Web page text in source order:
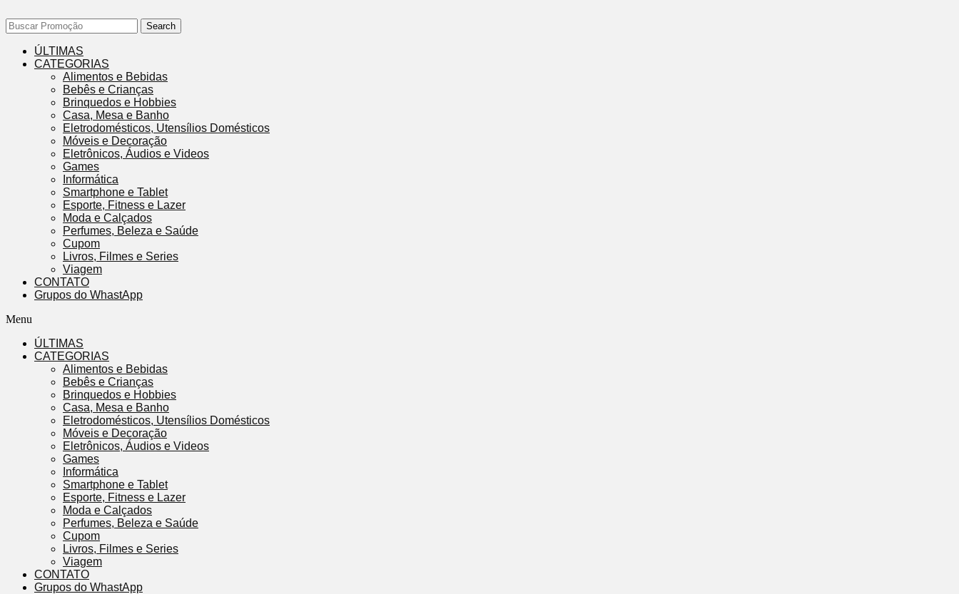
Search
ÚLTIMAS
CATEGORIAS
Alimentos e Bebidas
Bebês e Crianças
Brinquedos e Hobbies
Casa, Mesa e Banho
Eletrodomésticos, Utensílios Domésticos
Móveis e Decoração
Eletrônicos, Áudios e Videos
Games
Informática
Smartphone e Tablet
Esporte, Fitness e Lazer
Moda e Calçados
Perfumes, Beleza e Saúde
Cupom
Livros, Filmes e Series
Viagem
CONTATO
Grupos do WhastApp
Menu
ÚLTIMAS
CATEGORIAS
Alimentos e Bebidas
Bebês e Crianças
Brinquedos e Hobbies
Casa, Mesa e Banho
Eletrodomésticos, Utensílios Domésticos
Móveis e Decoração
Eletrônicos, Áudios e Videos
Games
Informática
Smartphone e Tablet
Esporte, Fitness e Lazer
Moda e Calçados
Perfumes, Beleza e Saúde
Cupom
Livros, Filmes e Series
Viagem
CONTATO
Grupos do WhastApp